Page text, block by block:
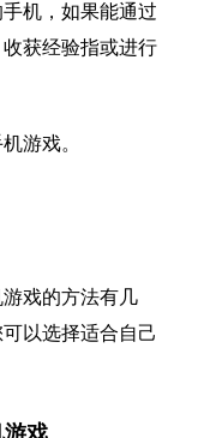
机，如果能通过
获经验指或进行
游戏。
戏的方法有几
以选择适合自己